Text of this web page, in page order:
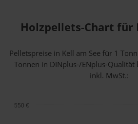
Holzpellets-Chart für
Pelletspreise in Kell am See für 1
Tonnen in DINplus-/ENplus-Qualität
inkl. MwSt.:
550 €